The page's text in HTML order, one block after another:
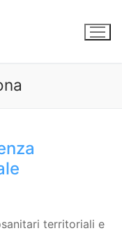
territoriali e